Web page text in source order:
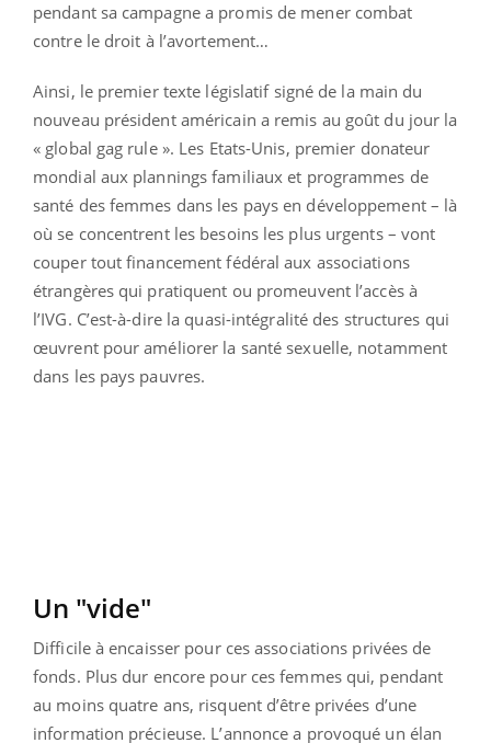
pendant sa campagne a promis de mener combat
contre le droit à l’avortement…
Ainsi, le premier texte législatif signé de la main du
nouveau président américain a remis au goût du jour la
« global gag rule ». Les Etats-Unis, premier donateur
mondial aux plannings familiaux et programmes de
santé des femmes dans les pays en développement – là
où se concentrent les besoins les plus urgents – vont
couper tout financement fédéral aux associations
étrangères qui pratiquent ou promeuvent l’accès à
l’IVG. C’est-à-dire la quasi-intégralité des structures qui
œuvrent pour améliorer la santé sexuelle, notamment
dans les pays pauvres.
Un "vide"
Difficile à encaisser pour ces associations privées de
fonds. Plus dur encore pour ces femmes qui, pendant
au moins quatre ans, risquent d’être privées d’une
information précieuse. L’annonce a provoqué un élan